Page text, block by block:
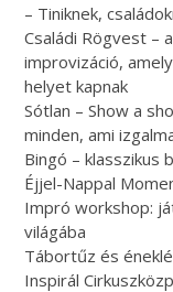
– Tiniknek,
Családi Rögvest –
improvizáció,
helyet kapnak
Sótlan – Show a
minden, ami
Bingó – klasszikus
Éjjel-Nappal
Impró workshop:
világába
Tábortűz és
Inspirál